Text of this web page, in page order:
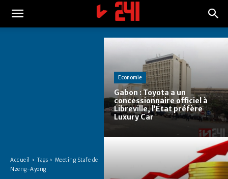
Accueil Tags
Meeting Stafe de
Nzeng-Ayong
Economie
Gabon : Toyota a un
concessionnaire officiel à
Libreville, l’État préfère
Luxury Car